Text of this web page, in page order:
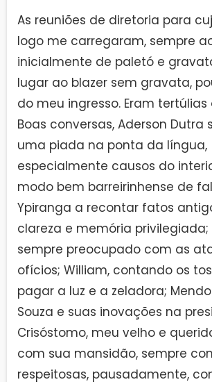
As reuniões de diretoria para
logo me carregaram, sempre
inicialmente de paletó e
lugar ao blazer sem gravata,
do meu ingresso. Eram
Boas conversas, Aderson Dutra
uma piada na ponta da língua,
especialmente causos do
modo bem barreirinhense de
Ypiranga a recontar fatos
clareza e memória privilegiada;
sempre preocupado com as
ofícios; William, contando os
pagar a luz e a zeladora;
Souza e suas inovações na
Crisóstomo, meu velho e
com sua mansidão, sempre
respeitosas, pausadamente,